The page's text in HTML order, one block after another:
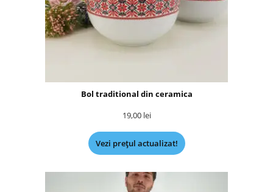
Bol traditional din ceramica
19,00 lei
Vezi prețul actualizat!